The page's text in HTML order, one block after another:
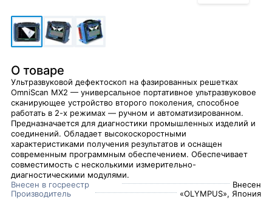
О товаре
Ультразвуковой дефектоскоп на фазированных решетках
OmniScan MX2 — универсальное портативное ультразвуковое
сканирующее устройство второго поколения, способное
работать в 2-х режимах — ручном и автоматизированном.
Предназначается для диагностики промышленных изделий и
соединений. Обладает высокоскоростными
характеристиками получения результатов и оснащен
современным программным обеспечением. Обеспечивает
совместимость с несколькими измерительно-
диагностическими модулями.
Внесен в госреестр
Внесен
Производитель
«OLYMPUS», Япония